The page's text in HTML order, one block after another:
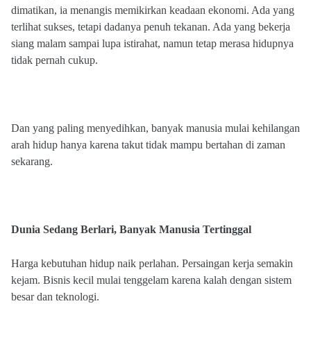
dimatikan, ia menangis memikirkan keadaan ekonomi. Ada yang
terlihat sukses, tetapi dadanya penuh tekanan. Ada yang bekerja
siang malam sampai lupa istirahat, namun tetap merasa hidupnya
tidak pernah cukup.
Dan yang paling menyedihkan, banyak manusia mulai kehilangan
arah hidup hanya karena takut tidak mampu bertahan di zaman
sekarang.
Dunia Sedang Berlari, Banyak Manusia Tertinggal
Harga kebutuhan hidup naik perlahan. Persaingan kerja semakin
kejam. Bisnis kecil mulai tenggelam karena kalah dengan sistem
besar dan teknologi.